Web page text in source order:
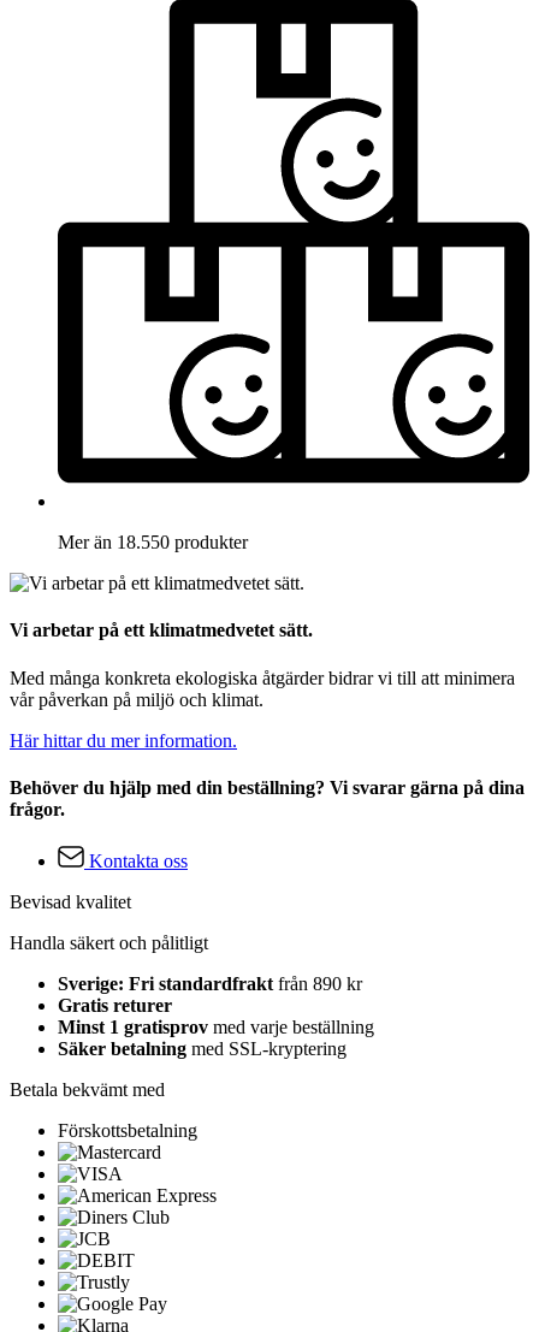
Mer än 18.550 produkter
Vi arbetar på ett klimatmedvetet sätt.
Med många konkreta ekologiska åtgärder bidrar vi till att minimera
vår påverkan på miljö och klimat.
Här hittar du mer information.
Behöver du hjälp med din beställning? Vi svarar gärna på dina
frågor.
Kontakta oss
Bevisad kvalitet
Handla säkert och pålitligt
Sverige: Fri standardfrakt från 890 kr
Gratis returer
Minst 1 gratisprov med varje beställning
Säker betalning med SSL-kryptering
Betala bekvämt med
Förskottsbetalning